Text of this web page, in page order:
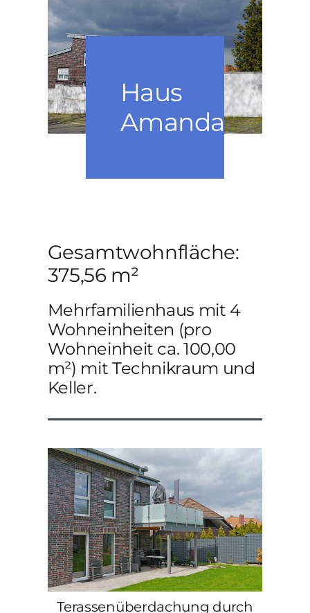
UNSERE HÄUSER
PERSÖNLICHE NOTE
KONTAKT
Haus
Amanda
Gesamtwohnfläche:
375,56 m²
Mehrfamilienhaus mit 4
Wohneinheiten (pro
Wohneinheit ca. 100,00
m²) mit Technikraum und
Keller.
Terassenüberdachung durch